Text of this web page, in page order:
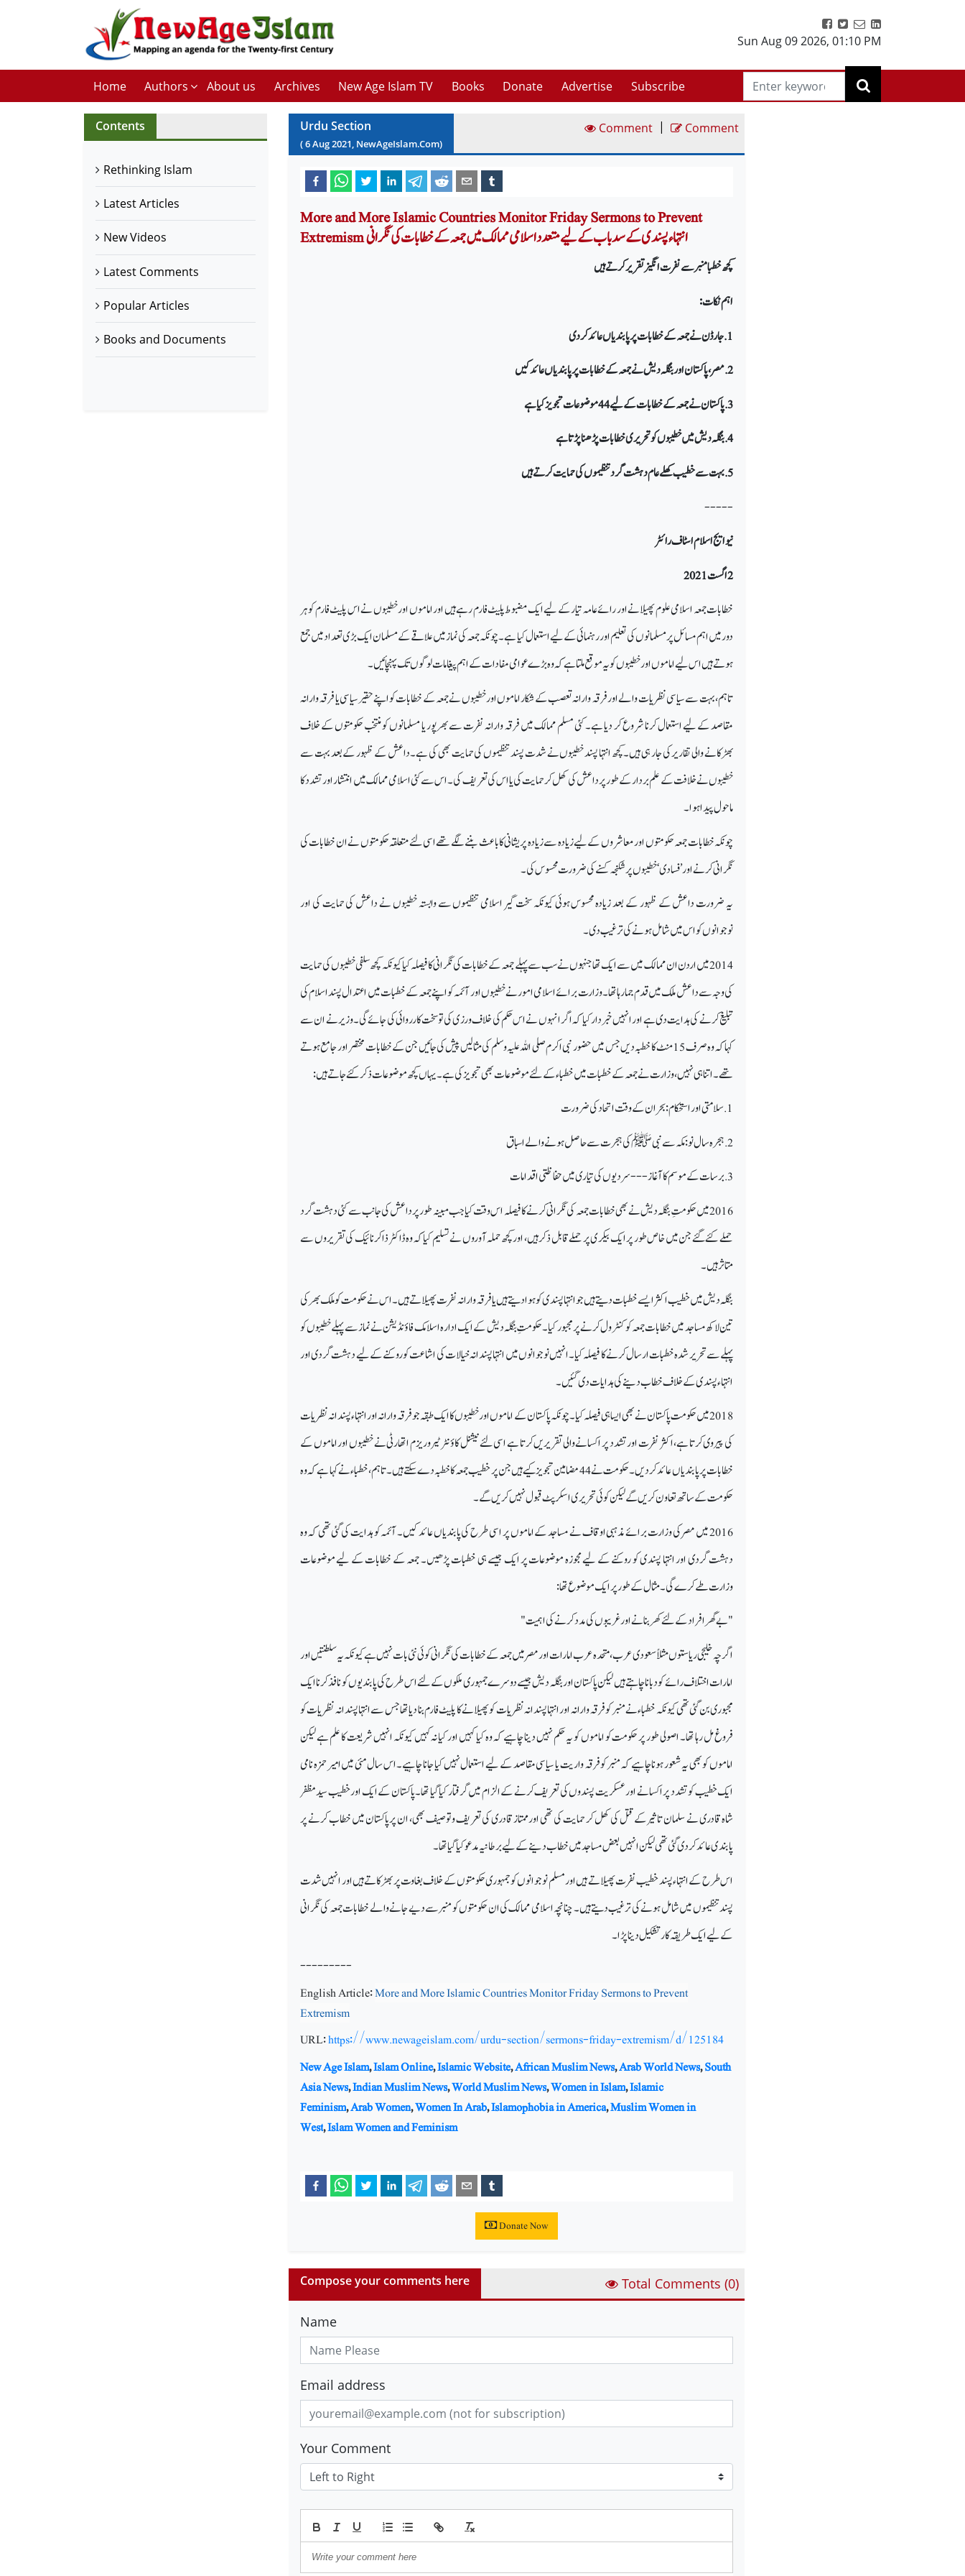
Sun Aug 09 2026, 01:10 PM
Home Authors About us Archives New Age Islam TV Books Donate Advertise Subscribe
Contents
Rethinking Islam
Latest Articles
New Videos
Latest Comments
Popular Articles
Books and Documents
Urdu Section
(6Aug2021, NewAgeIslam.Com)
Comment | Comment
More and More Islamic Countries Monitor Friday Sermons to Prevent
Extremism انتہاء پسندی کے سد باب کے لیے متعدد اسلامی ممالک میں جمعہ کے خطابات کی نگرانی
کچھ خطبا منبر سے نفرت انگیز تقریر کرتے ہیں
اہم نکات:
1. جارڈن نے جمعہ کے خطابات پر پابندیاں عائد کر دی
2. مصر، پاکستان اور بنگلہ دیش نے جمعہ کے خطابات پر پابندیاں عائد کیں
3. پاکستان نے جمعہ کے خطابات کے لیے 44 موضوعات تجویز کیا ہے
4. بنگلہ دیش میں خطیبوں کو تحریری خطابات پڑھنا پڑتا ہے
5. بہت سے خطیب کھلے عام دہشت گرد تنظیموں کی حمایت کرتے ہیں
-----
نیو ایج اسلام اسٹاف رائٹر
2 اگست 2021
خطابات جمعہ اسلامی علوم پھیلانے اور رائے عامہ تیار کے لیے ایک مضبوط پلیٹ فارم رہے ہیں اور اماموں اور خطیبوں نے اس پلیٹ فارم کو ہر
دور میں اہم مسائل پر مسلمانوں کی تعلیم اور رہنمائی کے لیے استعمال کیا ہے۔ چونکہ جمعہ کی نماز میں علاقے کے مسلمان ایک بڑی تعداد میں جمع
ہوتے ہیں اس لیے اماموں اور خطیبوں کو یہ موقع ملتا ہے کہ وہ بڑے عوامی مفادات کے اہم پیغامات لوگوں تک پہنچائیں۔
تاہم، بہت سے سیاسی نظریات والے اور فرقہ وارانہ تعصب کے شکار اماموں اور خطیبوں نے جمعہ کے خطابات کو اپنے حقیر سیاسی یا فرقہ وارانہ
مقاصد کے لیے استعمال کرنا شروع کر دیا ہے۔ کئی مسلم ممالک میں فرقہ وارانہ نفرت سے بھرپور یا مسلمانوں کو منتخب حکومتوں کے خلاف
بھڑکانے والی تقاریر کی جار ہی ہیں۔ کچھ انتہا پسند خطیبوں نے شدت پسند تنظیموں کی حمایت بھی کی ہے۔ داعش کے ظہور کے بعد بہت سے
خطیبوں نے خلافت کے علم بردار کے طور پر داعش کی کھل کر حمایت کی یا اس کی تعریف کی۔ اس سے کئی اسلامی ممالک میں انتشار اور تشدد کا
ماحول پیدا ہوا۔
چونکہ خطابات جمعہ حکومتوں اور معاشروں کے لیے زیادہ سے زیادہ پریشانی کا باعث بننے لگے تھے اسی لئے متعلقہ حکومتوں نے ان خطابات کی
نگرانی کرنے اور ’فسادی‘ خطیبوں پر شکنجہ کسنے کی ضرورت محسوس کی۔
یہ ضرورت داعش کے ظہور کے بعد زیادہ محسوس ہوئی کیونکہ سخت گیر اسلامی تنظیموں سے وابستہ خطیبوں نے داعش کی حمایت کی اور
نوجوانوں کو اس میں شامل ہونے کی ترغیب دی۔
2014 میں اردن ان ممالک میں سے ایک تھا جنہوں نے سب سے پہلے جمعہ کے خطابات کی نگرانی کا فیصلہ کیا کیونکہ کچھ سلفی خطیبوں کی حمایت
کی وجہ سے داعش ملک میں قدم جما رہا تھا۔ وزارت برائے اسلامی امور نے خطیبوں اور آئمہ کو اپنے جمعہ کے خطبات میں اعتدال پسند اسلام کی
تبلیغ کرنے کی ہدایت دی ہے اور انہیں خبردار کیا کہ اگر انہوں نے اس حکم کی خلاف ورزی کی تو سخت کارروائی کی جائے گی۔ وزیر نے ان سے
کہا کہ وہ صرف 15 منٹ کا خطبہ دیں جس میں حضور نبی اکرم صلی اللہ علیہ وسلم کی مثالیں پیش کی جائیں جن کے خطابات مختصر اور جامع ہوتے
تھے۔ اتنا ہی نہیں، وزارت نے جمعہ کے خطبات میں خطباء کے لئے موضوعات بھی تجویز کی ہے۔ یہاں کچھ موضوعات ذکر کئے جاتے ہیں:
1. سلامتی اور استحکام: بحران کے وقت اتحاد کی ضرورت
2. ہجرہ سال نو: مکہ سے نبی ﷺ کی ہجرت سے حاصل ہونے والے اسباق
3. برسات کے موسم کا آغاز--- سردیوں کی تیاری میں حفاظتی اقدامات
2016 میں حکومتِ بنگلہ دیش نے بھی خطابات جمعہ کی نگرانی کرنے کا فیصلہ اس وقت کیا جب مبینہ طور پر داعش کی جانب سے کئی دہشت گرد
حملے کئے گئے جن میں خاص طور پر ایک بیکری پر حملے قابل ذکر ہیں، اور کچھ حملہ آوروں نے تسلیم کیا کہ وہ ڈاکٹر ذاکر نائیک کی تقریروں سے
متاثر ہیں۔
بنگلہ دیش میں خطیب اکثر ایسے خطبات دیتے ہیں جو انتہا پسندی کو ہوا دیتے ہیں یا فرقہ وارانہ نفرت پھیلاتے ہیں۔ اس نے حکومت کو ملک بھر کی
تین لاکھ مساجد میں خطابات جمعہ کو کنٹرول کرنے پر مجبور کیا۔ حکومتِ بنگلہ دیش کے ایک ادارہ اسلامک فاؤنڈیشن نے نماز سے پہلے خطیبوں کو
پہلے سے تحریر شدہ خطبات ارسال کرنے کا فیصلہ کیا۔ انہیں نوجوانوں میں انتہا پسندانہ خیالات کی اشاعت کو روکنے کے لیے دہشت گردی اور
انتہاء پسندی کے خلاف خطاب دینے کی ہدایات دی گئیں۔
2018 میں حکومت پاکستان نے بھی ایسا ہی فیصلہ کیا۔ چونکہ پاکستان کے اماموں اور خطیبوں کا ایک طبقہ جو فرقہ وارانہ اور انتہاء پسندانہ نظریات
کی پیروی کرتا ہے، اکثر نفرت اور تشدد پر اکسانے والی تقریریں کرتا ہے اسی لئے نیشنل کاؤنٹر ٹیروریزم اتھارٹی نے خطیبوں اور اماموں کے
خطابات پر پابندیاں عائد کر دیں۔ حکومت نے 44 مضامین تجویز کیے ہیں جن پر خطیب جمعہ کا خطبہ دے سکتے ہیں۔ تاہم، خطباء نے کہا ہے کہ وہ
حکومت کے ساتھ تعاون کریں گے لیکن کوئی تحریری اسکرپٹ قبول نہیں کریں گے۔
2016 میں مصر کی وزارت برائے مذہبی اوقاف نے مساجد کے اماموں پر اسی طرح کی پابندیاں عائد کیں۔ آئمہ کو ہدایت کی گئی تھی کہ وہ
دہشت گردی اور انتہا پسندی کو روکنے کے لیے مجوزہ موضوعات پر ایک جیسے ہی خطبات پڑھیں۔ جمعہ کے خطابات کے لیے موضوعات
وزارت طے کرے گی۔ مثال کے طور پر ایک موضوع تھا:
"بے گھر افراد کے لئے کھر بنانے اور غریبوں کی مدد کرنے کی اہمیت"
اگرچہ خلیجی ریاستوں مثلاً سعودی عرب، متحدہ عرب امارات اور مصر میں جمعہ کے خطابات کی نگرانی کوئی نئی بات نہیں ہے کیونکہ یہ سلطنتیں اور
امارات اختلاف رائے کو دبانا چاہتے ہیں لیکن پاکستان اور بنگلہ دیش جیسے دوسرے جمہوری ملکوں کے لئے اس طرح کی پابندیوں کو نافذ کرنا ایک
مجبوری بن گئی تھی کیونکہ خطباء نے منبر کو فرقہ وارانہ اور انتہا پسندانہ نظریات کو پھیلانے کا پلیٹ فارم بنا دیا تھا جس سے انتہا پسندانہ نظریات کو
فروغ مل رہا تھا۔ اصولی طور پر حکومت کو اماموں کو یہ حکم نہیں دینا چاہیے کہ وہ کیا کہیں اور کیا نہ کہیں کیونکہ انہیں شریعت کا علم ہے لیکن
اماموں کو بھی یہ شعور ہونا چاہیے کہ منبر کو فرقہ واریت یا سیاسی مقاصد کے لیے استعمال نہیں کیا جانا چاہیے۔ اس سال مئی میں امیر حمزہ نامی
ایک خطیب کو تشدد پر اکسانے اور عسکریت پسندوں کی تعریف کرنے کے الزام میں گرفتار کیا گیا تھا۔ پاکستان کے ایک اور خطیب سید مظفر
شاہ قادری نے سلمان تاثیر کے قتل کی کھل کر حمایت کی تھی اور ممتاز قادری کی تعریف و توصیف بھی، ان پر پاکستان میں خطاب کرنے پر
پابندی عائد کر دی گئی تھی لیکن انہیں بعض مساجد میں خطاب دینے کے لیے برطانیہ مدعو کیا گیا تھا۔
اس طرح کے انتہاء پسند خطیب نفرت پھیلاتے ہیں اور مسلم نوجوانوں کو جمہوری حکومتوں کے خلاف بغاوت پر بھڑکاتے ہیں اور انہیں شدت
پسند تنظیموں میں شامل ہونے کی ترغیب دیتے ہیں۔ چنانچہ اسلامی ممالک کی ان حکومتوں کو منبر سے دیے جانے والے خطابات جمعہ کی نگرانی
کے لیے ایک طریقہ کار تشکیل دینا پڑا۔
---------
English Article:More and More Islamic Countries Monitor Friday Sermons to Prevent
Extremism
URL:https://www.newageislam.com/urdu-section/sermons-friday-extremism/d/125184
New Age Islam,Islam Online,Islamic Website,African Muslim News,Arab World News,South
Asia News,Indian Muslim News,World Muslim News,Women in Islam,Islamic
Feminism,Arab Women,Women In Arab,Islamophobia in America,Muslim Women in
West,Islam Women and Feminism
Donate Now
Compose your comments here Total Comments (0)
Name
Email address
Your Comment